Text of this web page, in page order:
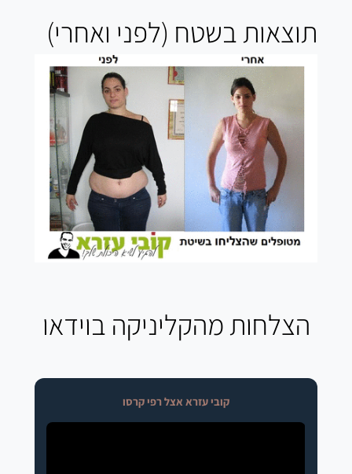
תוצאות בשטח (לפני ואחרי)
הצלחות מהקליניקה בוידאו
קובי עזרא אצל רפי קרסו